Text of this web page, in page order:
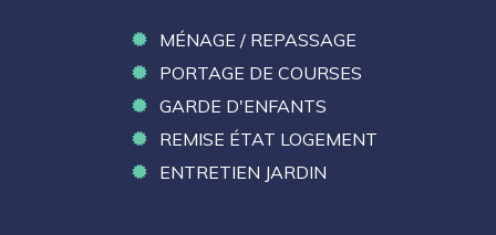
MÉNAGE / REPASSAGE
PORTAGE DE COURSES
GARDE D'ENFANTS
REMISE ÉTAT LOGEMENT
ENTRETIEN JARDIN